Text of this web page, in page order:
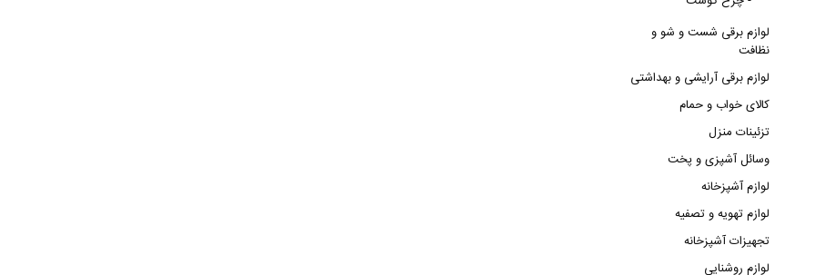
لوازم برقی شست و شو و
نظافت
لوازم برقی آرایشی و بهداشتی
کالای خواب و حمام
تزئینات منزل
وسائل آشپزی و پخت
لوازم آشپزخانه
لوازم تهویه و تصفیه
تجهیزات آشپزخانه
لوازم روشنایی